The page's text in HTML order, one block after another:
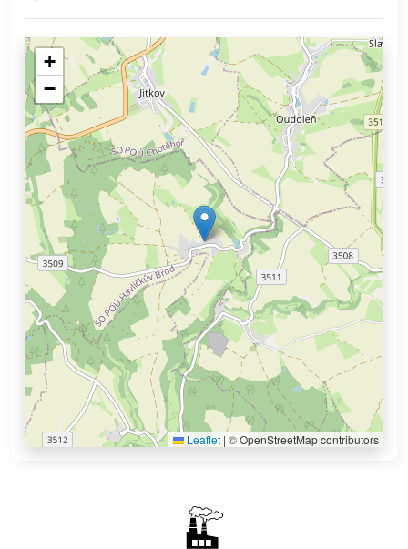
+
−
Leaflet | © OpenStreetMap contributors